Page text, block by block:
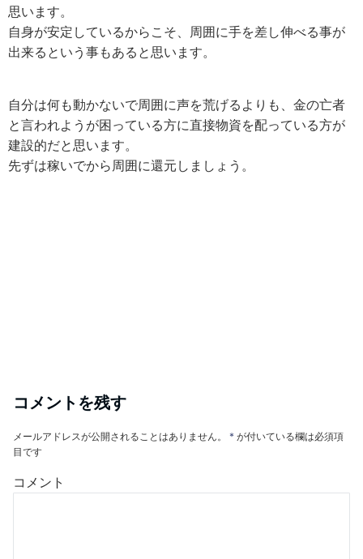
思います。
自身が安定しているからこそ、周囲に手を差し伸べる事が
出来るという事もあると思います。
自分は何も動かないで周囲に声を荒げるよりも、金の亡者
と言われようが困っている方に直接物資を配っている方が
建設的だと思います。
先ずは稼いでから周囲に還元しましょう。
コメントを残す
メールアドレスが公開されることはありません。 * が付いている欄は必須項
目です
コメント